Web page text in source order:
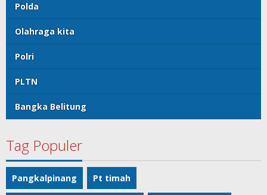
Polda
Olahraga kita
Polri
PLTN
Bangka Belitung
Tag Populer
Pangkalpinang Pt timah